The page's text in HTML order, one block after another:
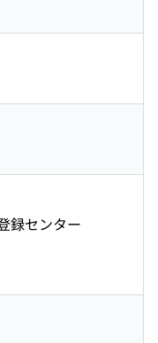
録センター